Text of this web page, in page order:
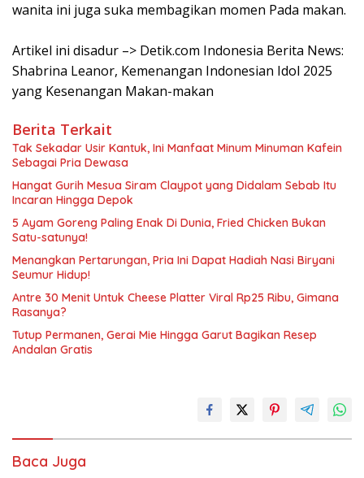
wanita ini juga suka membagikan momen Pada makan.
Artikel ini disadur –> Detik.com Indonesia Berita News:
Shabrina Leanor, Kemenangan Indonesian Idol 2025
yang Kesenangan Makan-makan
Berita Terkait
Tak Sekadar Usir Kantuk, Ini Manfaat Minum Minuman Kafein
Sebagai Pria Dewasa
Hangat Gurih Mesua Siram Claypot yang Didalam Sebab Itu
Incaran Hingga Depok
5 Ayam Goreng Paling Enak Di Dunia, Fried Chicken Bukan
Satu-satunya!
Menangkan Pertarungan, Pria Ini Dapat Hadiah Nasi Biryani
Seumur Hidup!
Antre 30 Menit Untuk Cheese Platter Viral Rp25 Ribu, Gimana
Rasanya?
Tutup Permanen, Gerai Mie Hingga Garut Bagikan Resep
Andalan Gratis
Baca Juga